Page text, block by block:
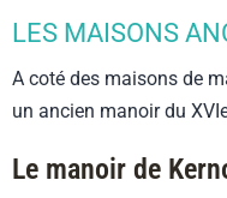
LES MAISONS
A coté des maisons de
un ancien manoir du
Le manoir de